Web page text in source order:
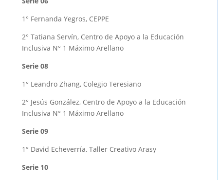
1° Fernanda Yegros, CEPPE
2° Tatiana Servín, Centro de Apoyo a la Educación
Inclusiva N° 1 Máximo Arellano
Serie 08
1° Leandro Zhang, Colegio Teresiano
2° Jesús González, Centro de Apoyo a la Educación
Inclusiva N° 1 Máximo Arellano
Serie 09
1° David Echeverría, Taller Creativo Arasy
Serie 10